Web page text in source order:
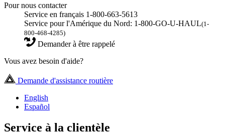
Pour nous contacter
Service en français 1-800-663-5613
Service pour l'Amérique du Nord: 1-800-GO-U-HAUL(1-
800-468-4285)
Demander à être rappelé
Vous avez besoin d'aide?
Demande d'assistance routière
English
Español
Service à la clientèle